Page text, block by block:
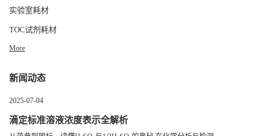
实验室耗材
TOC试剂耗材
More
新闻动态
2025-07-04
滴定标准溶液浓度表示全解析